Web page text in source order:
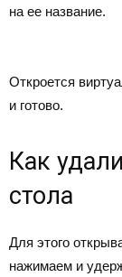
на ее название.
Откроется
и готово.
Как
стола
Для этого
нажимаем и